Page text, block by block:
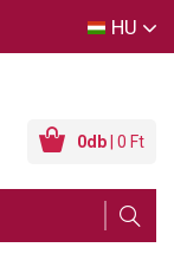
HU
0db | 0 Ft